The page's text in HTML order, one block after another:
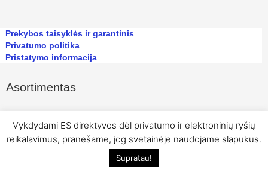
Prekybos taisyklės ir garantinis
Privatumo politika
Pristatymo informacija
Asortimentas
© Visos teisės saugomos MB MV Base 2023
Vykdydami ES direktyvos dėl privatumo ir elektroninių ryšių
reikalavimus, pranešame, jog svetainėje naudojame slapukus.
Supratau!